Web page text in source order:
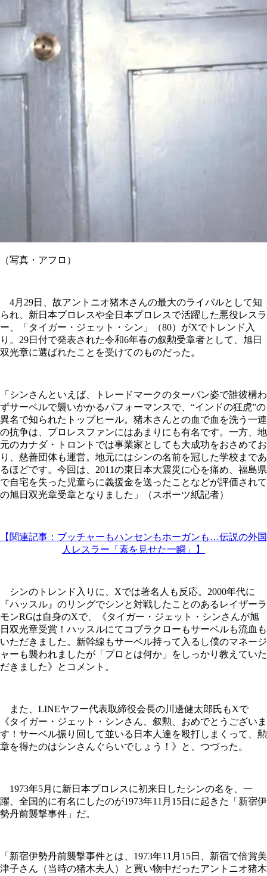
（写真・アフロ）
4月29日、故アントニオ猪木さんの最大のライバルとして知
られ、新日本プロレスや全日本プロレスで活躍した悪役レスラ
ー、「タイガー・ジェット・シン」（80）がXでトレンド入
り。29日付で発表された令和6年春の叙勲受章者として、旭日
双光章に選ばれたことを受けてのものだった。
「シンさんといえば、トレードマークのターバン姿で誰彼構わ
ずサーベルで襲いかかるパフォーマンスで、“インドの狂虎”の
異名で知られたトップヒール。猪木さんとの血で血を洗う一連
の抗争は、プロレスファンにはあまりにも有名です。一方、地
元のカナダ・トロントでは事業家としても大成功をおさめてお
り、慈善団体も運営。地元にはシンの名前を冠した学校まであ
るほどです。今回は、2011の東日本大震災に心を痛め、福島県
で自宅を失った児童らに義援金を送ったことなどが評価されて
の旭日双光章受章となりました」（スポーツ紙記者）
【関連記事：ブッチャーもハンセンもホーガンも…伝説の外国
人レスラー「素を見せた一瞬」】
シンのトレンド入りに、Xでは著名人も反応。2000年代に
『ハッスル』のリングでシンと対戦したことのあるレイザーラ
モンRGは自身のXで、《タイガー・ジェット・シンさんが旭
日双光章受賞！ハッスルにてコブラクローもサーベルも流血も
いただきました。新幹線もサーベル持って入るし僕のマネージ
ャーも襲われましたが「プロとは何か」をしっかり教えていた
だきました》とコメント。
また、LINEヤフー代表取締役会長の川邊健太郎氏もXで
《タイガー・ジェット・シンさん、叙勲、おめでとうございま
す！サーベル振り回して並いる日本人達を殴打しまくって、勲
章を得たのはシンさんぐらいでしょう！》と、つづった。
1973年5月に新日本プロレスに初来日したシンの名を、一
躍、全国的に有名にしたのが1973年11月15日に起きた「新宿伊
勢丹前襲撃事件」だ。
「新宿伊勢丹前襲撃事件とは、1973年11月15日、新宿で倍賞美
津子さん（当時の猪木夫人）と買い物中だったアントニオ猪木